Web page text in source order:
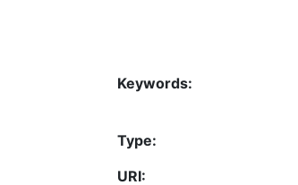
Keywords:
Type:
URI: